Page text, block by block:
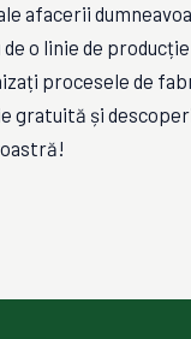
afacerii
o linie de
procesele de
gratuită și